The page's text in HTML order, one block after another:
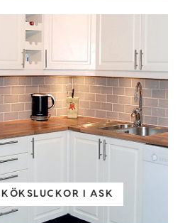
KÖKSLUCKOR I ASK